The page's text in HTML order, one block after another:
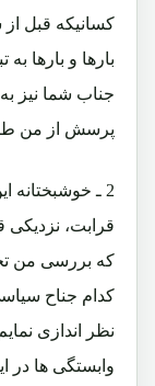
کسانیکه قبل
بارها و بارها
جناب شما نیز
پرسش از من
2 ـ خوشبختانه
قرابت،
که بررسی من
کدام جناح
نظر اندازی
وابستگی ها در